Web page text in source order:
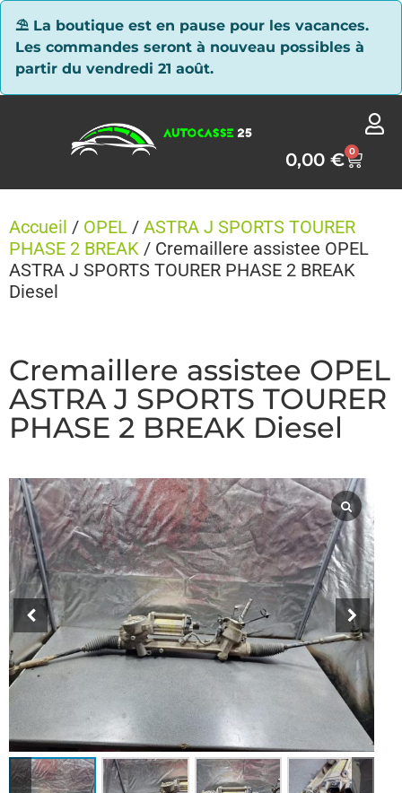
⛱ La boutique est en pause pour les vacances.
Les commandes seront à nouveau possibles à
partir du vendredi 21 août.
0,00€ 0
Accueil / OPEL / ASTRA J SPORTS TOURER
PHASE 2 BREAK / Cremaillere assistee OPEL
ASTRA J SPORTS TOURER PHASE 2 BREAK
Diesel
Cremaillere assistee OPEL
ASTRA J SPORTS TOURER
PHASE 2 BREAK Diesel
Panneau de gestion des cookies